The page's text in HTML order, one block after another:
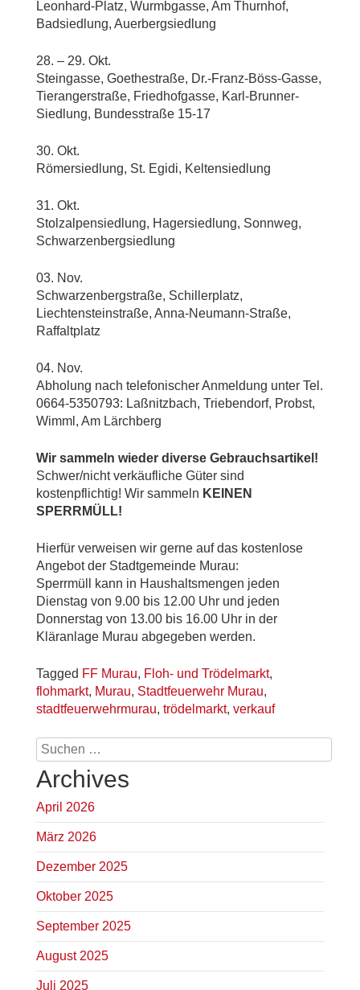
Leonhard-Platz, Wurmbgasse, Am Thurnhof,
Badsiedlung, Auerbergsiedlung
28. – 29. Okt.
Steingasse, Goethestraße, Dr.-Franz-Böss-Gasse,
Tierangerstraße, Friedhofgasse, Karl-Brunner-
Siedlung, Bundesstraße 15-17
30. Okt.
Römersiedlung, St. Egidi, Keltensiedlung
31. Okt.
Stolzalpensiedlung, Hagersiedlung, Sonnweg,
Schwarzenbergsiedlung
03. Nov.
Schwarzenbergstraße, Schillerplatz,
Liechtensteinstraße, Anna-Neumann-Straße,
Raffaltplatz
04. Nov.
Abholung nach telefonischer Anmeldung unter Tel.
0664-5350793: Laßnitzbach, Triebendorf, Probst,
Wimml, Am Lärchberg
Wir sammeln wieder diverse Gebrauchsartikel!
Schwer/nicht verkäufliche Güter sind
kostenpflichtig! Wir sammeln KEINEN
SPERRMÜLL!
Hierfür verweisen wir gerne auf das kostenlose
Angebot der Stadtgemeinde Murau:
Sperrmüll kann in Haushaltsmengen jeden
Dienstag von 9.00 bis 12.00 Uhr und jeden
Donnerstag von 13.00 bis 16.00 Uhr in der
Kläranlage Murau abgegeben werden.
Tagged FF Murau, Floh- und Trödelmarkt,
flohmarkt, Murau, Stadtfeuerwehr Murau,
stadtfeuerwehrmurau, trödelmarkt, verkauf
Suchen
nach:
Archives
April 2026
März 2026
Dezember 2025
Oktober 2025
September 2025
August 2025
Juli 2025